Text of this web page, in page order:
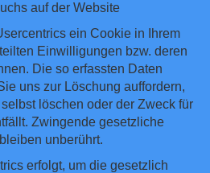
auf der Website
ein Cookie in Ihrem
Einwilligungen bzw. deren
Die so erfassten Daten
uns zur Löschung auffordern,
löschen oder der Zweck für
Zwingende gesetzliche
unberührt.
erfolgt, um die gesetzlich